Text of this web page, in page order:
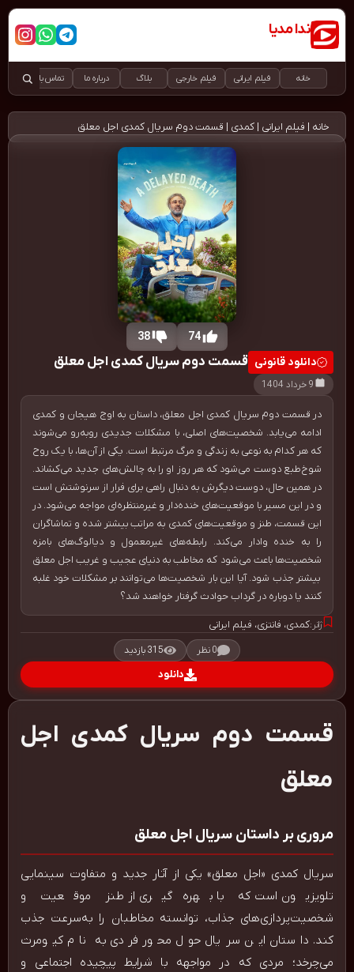
ندا مدیا
خانه فیلم ایرانی فیلم خارجی بلاگ درباره ما تماس با ما
خانه | فیلم ایرانی | کمدی | قسمت دوم سریال کمدی اجل معلق
74
38
دانلود قانونی قسمت دوم سریال کمدی اجل معلق
9 خرداد 1404
در قسمت دوم سریال کمدی اجل معلق، داستان به اوج هیجان و کمدی
ادامه می‌یابد. شخصیت‌های اصلی، با مشکلات جدیدی روبه‌رو می‌شوند
که هر کدام به نوعی به زندگی و مرگ مرتبط است. یکی از آن‌ها، با یک روح
شوخ‌طبع دوست می‌شود که هر روز او را به چالش‌های جدید می‌کشاند.
در همین حال، دوست دیگرش به دنبال راهی برای فرار از سرنوشتش است
و در این مسیر با موقعیت‌های خنده‌دار و غیرمنتظره‌ای مواجه می‌شود. در
این قسمت، طنز و موقعیت‌های کمدی به مراتب بیشتر شده و تماشاگران
را به خنده وادار می‌کند. رابطه‌های غیرمعمول و دیالوگ‌های بامزه
شخصیت‌ها باعث می‌شود که مخاطب به دنیای عجیب و غریب اجل معلق
بیشتر جذب شود. آیا این بار شخصیت‌ها می‌توانند بر مشکلات خود غلبه
کنند یا دوباره در گرداب حوادث گرفتار خواهند شد؟
ژانر:کمدی، فانتزی، فیلم ایرانی
0 نظر 315 بازدید
دانلود
قسمت دوم سریال کمدی اجل
معلق
مروری بر داستان سریال اجل معلق
سریال کمدی «اجل معلق» یکی از آثار جدید و متفاوت سینمایی
تلویزیون است که با بهره‌گیری از طنز موقعیت و
شخصیت‌پردازی‌های جذاب، توانسته مخاطبان را به‌سرعت جذب
کند. داستان این سریال حول محور فردی به نام کیومرث
می‌چرخد؛ مردی که در مواجهه با شرایط پیچیده اجتماعی و